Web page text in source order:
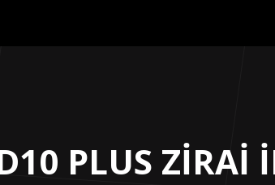
PLUS ZİRAİ